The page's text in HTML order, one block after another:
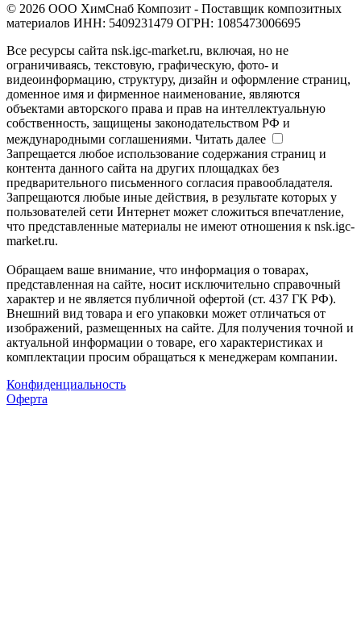
© 2026 ООО ХимСнаб Композит - Поставщик композитных
материалов ИНН: 5409231479 ОГРН: 1085473006695
Все ресурсы сайта nsk.igc-market.ru, включая, но не
ограничиваясь, текстовую, графическую, фото- и
видеоинформацию, структуру, дизайн и оформление страниц,
доменное имя и фирменное наименование, являются
объектами авторского права и прав на интеллектуальную
собственность, защищены законодательством РФ и
международными соглашениями. Читать далее
Запрещается любое использование содержания страниц и
контента данного сайта на других площадках без
предварительного письменного согласия правообладателя.
Запрещаются любые иные действия, в результате которых у
пользователей сети Интернет может сложиться впечатление,
что представленные материалы не имеют отношения к nsk.igc-
market.ru.
Обращаем ваше внимание, что информация о товарах,
представленная на сайте, носит исключительно справочный
характер и не является публичной офертой (ст. 437 ГК РФ).
Внешний вид товара и его упаковки может отличаться от
изображений, размещенных на сайте. Для получения точной и
актуальной информации о товаре, его характеристиках и
комплектации просим обращаться к менеджерам компании.
Конфиденциальность
Оферта